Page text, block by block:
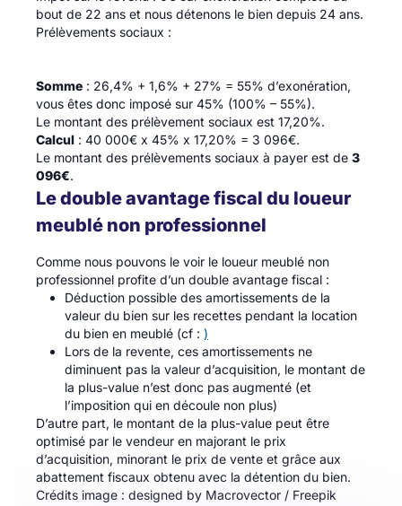
bout de 22 ans et nous détenons le bien depuis 24 ans.
Prélèvements sociaux :
Somme : 26,4% + 1,6% + 27% = 55% d’exonération,
vous êtes donc imposé sur 45% (100% – 55%).
Le montant des prélèvement sociaux est 17,20%.
Calcul : 40 000€ x 45% x 17,20% = 3 096€.
Le montant des prélèvements sociaux à payer est de 3
096€.
Le double avantage fiscal du loueur
meublé non professionnel
Comme nous pouvons le voir le loueur meublé non
professionnel profite d’un double avantage fiscal :
Déduction possible des amortissements de la
valeur du bien sur les recettes pendant la location
du bien en meublé (cf : )
Lors de la revente, ces amortissements ne
diminuent pas la valeur d’acquisition, le montant de
la plus-value n’est donc pas augmenté (et
l’imposition qui en découle non plus)
D’autre part, le montant de la plus-value peut être
optimisé par le vendeur en majorant le prix
d’acquisition, minorant le prix de vente et grâce aux
abattement fiscaux obtenu avec la détention du bien.
Crédits image : designed by Macrovector / Freepik